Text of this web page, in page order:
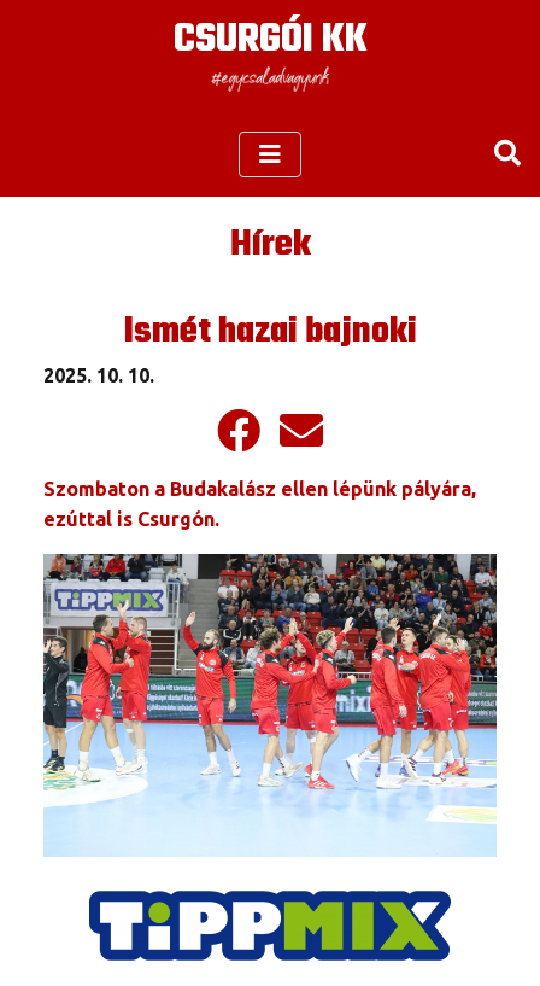
CSURGÓI KK
Hírek
Ismét hazai bajnoki
2025. 10. 10.
Szombaton a Budakalász ellen lépünk pályára,
ezúttal is Csurgón.